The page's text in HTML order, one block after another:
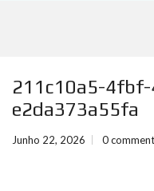
211c10a5-
e2da373a55fa
Junho 22, 2026 0